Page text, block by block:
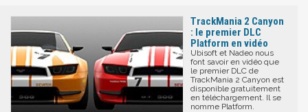
TrackMania 2 Canyon
: le premier DLC
Platform en vidéo
Ubisoft et Nadeo nous
font savoir en vidéo que
le premier DLC de
TrackMania 2 Canyon est
disponible gratuitement
en téléchargement. Il se
nomme Platform.